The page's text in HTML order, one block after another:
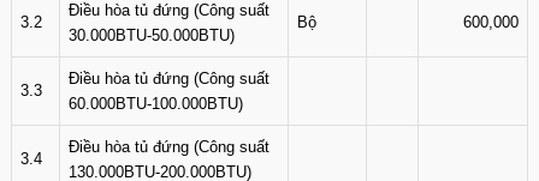
3.2
Điều hòa tủ đứng (Công suất
30.000BTU-50.000BTU)
Bộ 600,000
3.3
Điều hòa tủ đứng (Công suất
60.000BTU-100.000BTU)
3.4
Điều hòa tủ đứng (Công suất
130.000BTU-200.000BTU)